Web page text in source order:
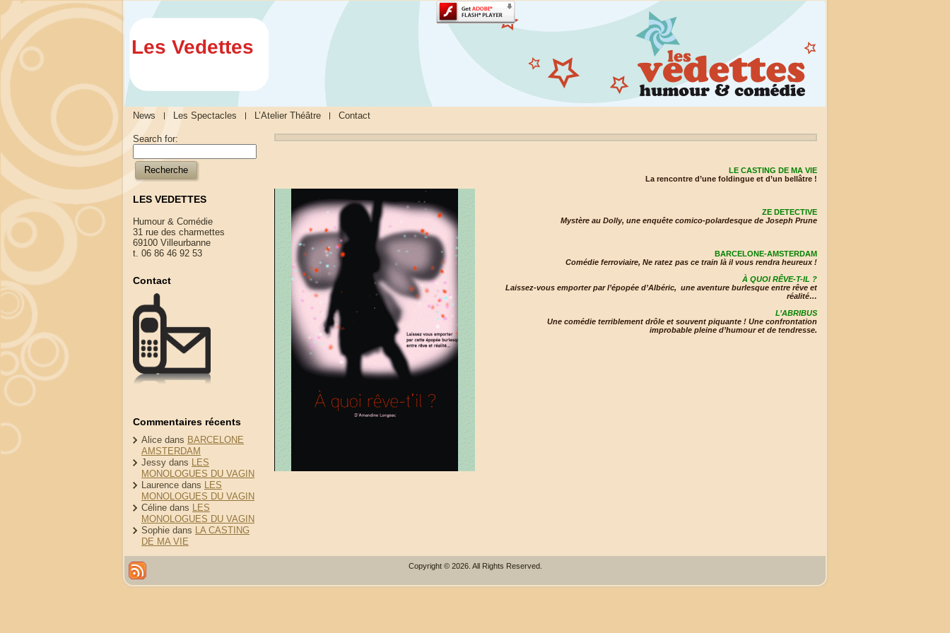
Les Vedettes
News Les Spectacles L’Atelier Théâtre Contact
Search for:
LES VEDETTES
Humour & Comédie
31 rue des charmettes
69100 Villeurbanne
t. 06 86 46 92 53
Contact
Commentaires récents
Alice dans BARCELONE
AMSTERDAM
Jessy dans LES
MONOLOGUES DU VAGIN
Laurence dans LES
MONOLOGUES DU VAGIN
Céline dans LES
MONOLOGUES DU VAGIN
Sophie dans LA CASTING
DE MA VIE
LE CASTING DE MA VIE
La rencontre d’une foldingue et d’un bellâtre !
ZE DETECTIVE
Mystère au Dolly, une enquête comico-polardesque de Joseph Prune
BARCELONE-AMSTERDAM
Comédie ferroviaire, Ne ratez pas ce train là il vous rendra heureux !
À QUOI RÊVE-T-IL ?
Laissez-vous emporter par l’épopée d’Albéric, une aventure burlesque entre rêve et
réalité…
L’ABRIBUS
Une comédie terriblement drôle et souvent piquante ! Une confrontation
improbable pleine d’humour et de tendresse.
Copyright © 2026. All Rights Reserved.